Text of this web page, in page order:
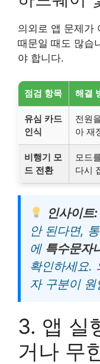
의외로 앱 문제가
때문일 때도 많습
야 합니다.
점검 항목 해결
유심 카드
인식
전원
아 재
비행기 모
드 전환
모드
다시
인사이트:
안 된다면,
에 특수문자
확인하세요.
자 구분이 원
3. 앱 실
거나 무